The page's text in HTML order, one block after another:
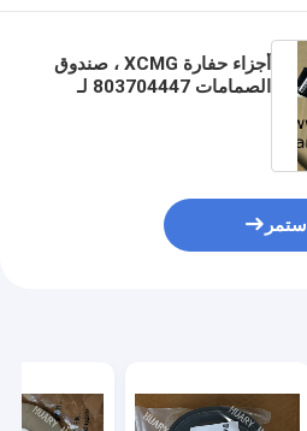
أجزاء حفارة XCMG ، صندوق
الصمامات 803704447 لـ
استمر